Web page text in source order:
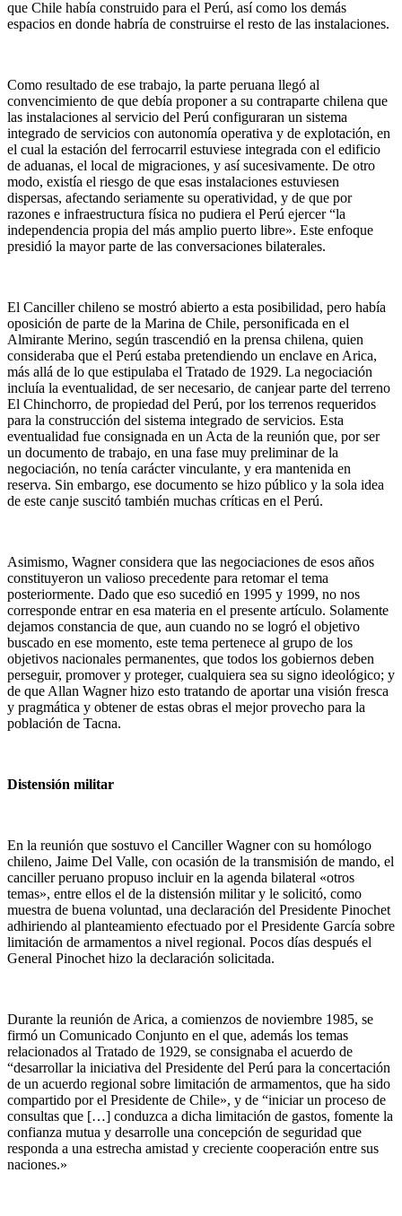
que Chile había construido para el Perú, así como los demás
espacios en donde habría de construirse el resto de las instalaciones.
Como resultado de ese trabajo, la parte peruana llegó al
convencimiento de que debía proponer a su contraparte chilena que
las instalaciones al servicio del Perú configuraran un sistema
integrado de servicios con autonomía operativa y de explotación, en
el cual la estación del ferrocarril estuviese integrada con el edificio
de aduanas, el local de migraciones, y así sucesivamente. De otro
modo, existía el riesgo de que esas instalaciones estuviesen
dispersas, afectando seriamente su operatividad, y de que por
razones e infraestructura física no pudiera el Perú ejercer “la
independencia propia del más amplio puerto libre». Este enfoque
presidió la mayor parte de las conversaciones bilaterales.
El Canciller chileno se mostró abierto a esta posibilidad, pero había
oposición de parte de la Marina de Chile, personificada en el
Almirante Merino, según trascendió en la prensa chilena, quien
consideraba que el Perú estaba pretendiendo un enclave en Arica,
más allá de lo que estipulaba el Tratado de 1929. La negociación
incluía la eventualidad, de ser necesario, de canjear parte del terreno
El Chinchorro, de propiedad del Perú, por los terrenos requeridos
para la construcción del sistema integrado de servicios. Esta
eventualidad fue consignada en un Acta de la reunión que, por ser
un documento de trabajo, en una fase muy preliminar de la
negociación, no tenía carácter vinculante, y era mantenida en
reserva. Sin embargo, ese documento se hizo público y la sola idea
de este canje suscitó también muchas críticas en el Perú.
Asimismo, Wagner considera que las negociaciones de esos años
constituyeron un valioso precedente para retomar el tema
posteriormente. Dado que eso sucedió en 1995 y 1999, no nos
corresponde entrar en esa materia en el presente artículo. Solamente
dejamos constancia de que, aun cuando no se logró el objetivo
buscado en ese momento, este tema pertenece al grupo de los
objetivos nacionales permanentes, que todos los gobiernos deben
perseguir, promover y proteger, cualquiera sea su signo ideológico; y
de que Allan Wagner hizo esto tratando de aportar una visión fresca
y pragmática y obtener de estas obras el mejor provecho para la
población de Tacna.
Distensión militar
En la reunión que sostuvo el Canciller Wagner con su homólogo
chileno, Jaime Del Valle, con ocasión de la transmisión de mando, el
canciller peruano propuso incluir en la agenda bilateral «otros
temas», entre ellos el de la distensión militar y le solicitó, como
muestra de buena voluntad, una declaración del Presidente Pinochet
adhiriendo al planteamiento efectuado por el Presidente García sobre
limitación de armamentos a nivel regional. Pocos días después el
General Pinochet hizo la declaración solicitada.
Durante la reunión de Arica, a comienzos de noviembre 1985, se
firmó un Comunicado Conjunto en el que, además los temas
relacionados al Tratado de 1929, se consignaba el acuerdo de
“desarrollar la iniciativa del Presidente del Perú para la concertación
de un acuerdo regional sobre limitación de armamentos, que ha sido
compartido por el Presidente de Chile», y de “iniciar un proceso de
consultas que […] conduzca a dicha limitación de gastos, fomente la
confianza mutua y desarrolle una concepción de seguridad que
responda a una estrecha amistad y creciente cooperación entre sus
naciones.»